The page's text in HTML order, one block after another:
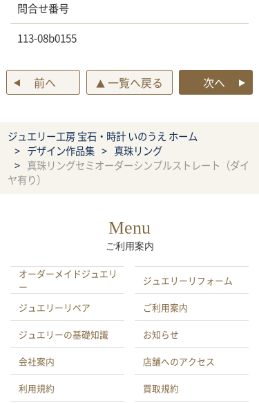
問合せ番号
113-08b0155
前へ ▲ 一覧へ戻る 次へ
ジュエリー工房 宝石・時計 いのうえ ホーム
デザイン作品集
真珠リング
真珠リングセミオーダーシンプルストレート（ダイ
ヤ有り）
Menu
ご利用案内
オーダーメイドジュエリ
ー
ジュエリーリフォーム
ジュエリーリペア ご利用案内
ジュエリーの基礎知識 お知らせ
会社案内 店舗へのアクセス
利用規約
買取規約